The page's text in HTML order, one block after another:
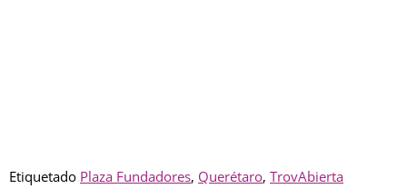
Etiquetado Plaza Fundadores, Querétaro, TrovAbierta